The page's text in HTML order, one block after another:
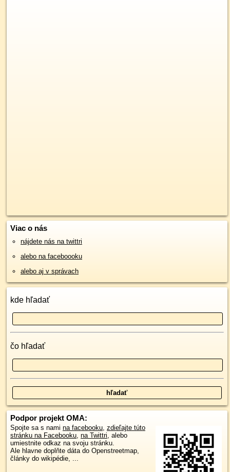
Viac o nás
nájdete nás na twittri
alebo na faceboooku
alebo aj v správach
kde hľadať
čo hľadať
Podpor projekt OMA:
Spojte sa s nami na facebooku, zdieľajte túto
stránku na Facebooku, na Twittri, alebo
umiestnite odkaz na svoju stránku.
Ale hlavne doplňte dáta do Openstreetmap,
články do wikipédie, ...